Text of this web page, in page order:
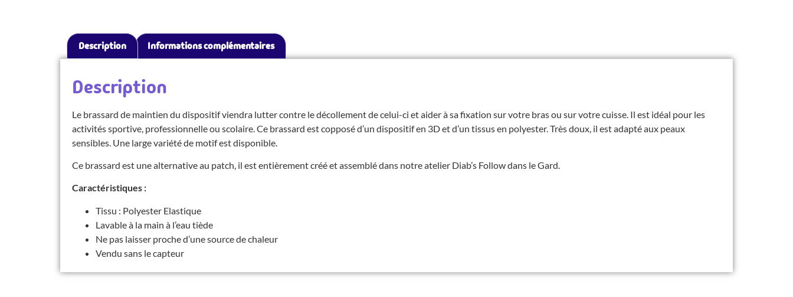
Description Informations complémentaires
Description
Le brassard de maintien du dispositif viendra lutter contre le décollement de celui-ci et aider à sa fixation sur votre bras ou sur votre cuisse. Il est idéal pour les
activités sportive, professionnelle ou scolaire. Ce brassard est copposé d’un dispositif en 3D et d’un tissus en polyester. Très doux, il est adapté aux peaux
sensibles. Une large variété de motif est disponible.
Ce brassard est une alternative au patch, il est entièrement créé et assemblé dans notre atelier Diab’s Follow dans le Gard.
Caractéristiques :
Tissu : Polyester Elastique
Lavable à la main à l’eau tiède
Ne pas laisser proche d’une source de chaleur
Vendu sans le capteur